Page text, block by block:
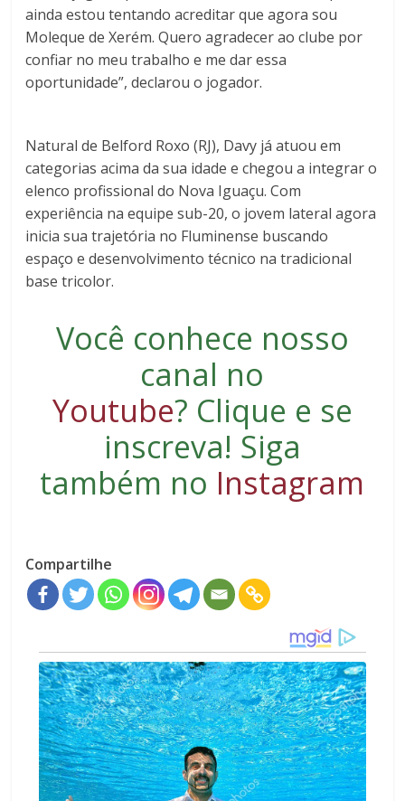
ainda estou tentando acreditar que agora sou
Moleque de Xerém. Quero agradecer ao clube por
confiar no meu trabalho e me dar essa
oportunidade”, declarou o jogador.
Natural de Belford Roxo (RJ), Davy já atuou em
categorias acima da sua idade e chegou a integrar o
elenco profissional do Nova Iguaçu. Com
experiência na equipe sub-20, o jovem lateral agora
inicia sua trajetória no Fluminense buscando
espaço e desenvolvimento técnico na tradicional
base tricolor.
Você conhece nosso
canal no
Youtube? Clique e se
inscreva! Siga
também no Instagram
Compartilhe